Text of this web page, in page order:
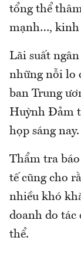
tổng thể
mạnh…, kinh
Lãi suất
những nỗi lo
ban Trung
Huỳnh Đảm
họp sáng nay.
Thẩm tra
tế cũng cho
nhiều khó
doanh do tác
thể.